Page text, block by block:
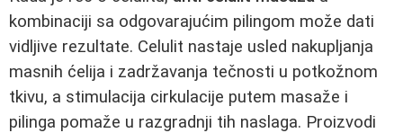
kombinaciji sa odgovarajućim pilingom može dati
vidljive rezultate. Celulit nastaje usled nakupljanja
masnih ćelija i zadržavanja tečnosti u potkožnom
tkivu, a stimulacija cirkulacije putem masaže i
pilinga pomaže u razgradnji tih naslaga. Proizvodi